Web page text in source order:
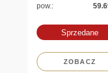
pow.:
Sprzedane
ZOBACZ